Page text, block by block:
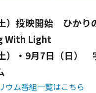
）投映開始 ひかり
With Light
）・9月7日（日）
ウム番組一覧はこちら